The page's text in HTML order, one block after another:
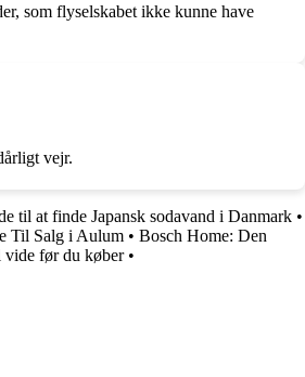
som flyselskabet ikke kunne have
vejr.
til at finde Japansk sodavand i Danmark •
Til Salg i Aulum • Bosch Home: Den
før du køber•